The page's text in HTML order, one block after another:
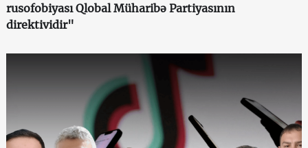
rusofobiyası Qlobal Müharibə Partiyasının
direktividir"